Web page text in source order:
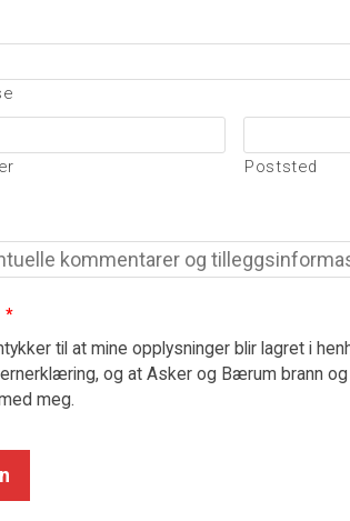
Poststed
*
til at mine opplysninger blir lagret i
og at Asker og Bærum brann og
meg.